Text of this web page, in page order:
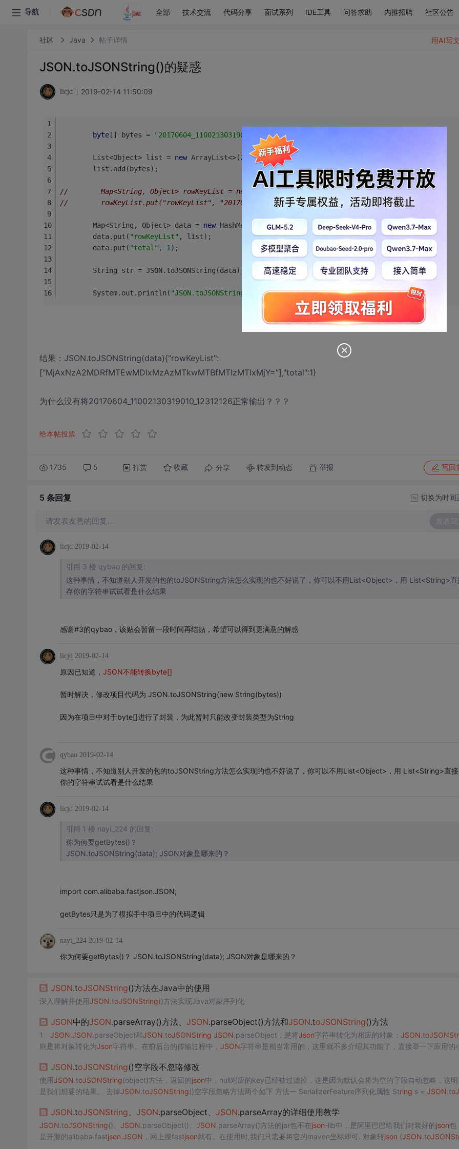
导航 全部 技术交流 代码分享 面试系列 IDE工具 问答求助 内推招聘 社区公告
社区 Java 帖子详情
JSON.toJSONString()的疑惑
licjd 2019-02-14 11:50:09
byte[] bytes = "20170604_11002130319010_12312126"
        List<Object> list =
new ArrayList<>(2
);
        list.add(bytes);
//        Map<String, Object> rowKeyList = new HashMap<>(2);
//        rowKeyList.put("rowKeyList", "20170604_11002130319010_12312126");
        Map<String, Object> data =
new HashMap<>(
);
        data.put(
"rowKeyList" , list);
        data.put(
"total" , 1 );
        String str = JSON.toJSONString(data);
        System.out.println(
"JSON.toJSONString(data)" + str);
结果：JSON.toJSONString(data){"rowKeyList":
["MjAxNzA2MDRfMTEwMDIxMzAzMTkwMTBfMTIzMTIxMjY="],"total":1}
为什么没有将20170604_11002130319010_12312126正常输出？？？
给本帖投票
1735 5 打赏 收藏 分享 转发到动态 举报 写回
用AI写
5 条回复 切换为时间
请发表友善的回复… 发表回
licjd 2019-02-14
引用 3 楼 qybao 的回复:
这种事情，不知道别人开发的包的toJSONString方法怎么实现的也不好说了，你可以不用List<Object>，用 List<String>直
存你的字符串试试看是什么结果
感谢#3的qybao，该贴会暂留一段时间再结贴，希望可以得到更满意的解惑
licjd 2019-02-14
原因已知道， JSON不能转换byte[]
暂时解决，修改项目代码为 JSON.toJSONString(new String(bytes))
因为在项目中对于byte[]进行了封装，为此暂时只能改变封装类型为String
qybao 2019-02-14
这种事情，不知道别人开发的包的toJSONString方法怎么实现的也不好说了，你可以不用List<Object>，用 List<String>直
你的字符串试试看是什么结果
licjd 2019-02-14
引用 1 楼 nayi_224 的回复:
你为何要getBytes()？
JSON.toJSONString(data); JSON对象是哪来的？
import com.alibaba.fastjson.JSON;
getBytes只是为了模拟手中项目中的代码逻辑
nayi_224 2019-02-14
你为何要getBytes()？ JSON.toJSONString(data); JSON对象是哪来的？
JSON.toJSONString()方法在Java中的使用
深入理解并使用JSON .toJSONString()方法实现Java对象序列化
JSON中的JSON.parseArray()方法、 JSON.parseObject()方法和JSON.toJSONString()方法
1、 JSON JSON .parseObject和JSON .toJSONString JSON .parseObject，是将Json字符串转化为相应的对象； JSON .toJSONSt
则是将对象转化为Json字符串。在前后台的传输过程中， JSON字符串是相当常用的，这里就不多介绍其功能了，直接举一下应用的
JSON.toJSONString()空字段不忽略修改
使用JSON .toJSONString(object)方法，返回的json中，null对应的key已经被过滤掉，这是因为默认会将为空的字段自动忽略，这
是我们想要的结果。 去掉JSON .toJSONString ()空字段忽略方法两个如下 方法一 SerializerFeature序列化属性 String s = JSON .toJ
JSON.toJSONString JSON.parseObject、 JSON.parseArray的详细使用教学
JSON .toJSONString()、 JSON .parseObject()、 JSON .parseArray()方法的jar包不在json-lib中，是阿里巴巴给我们封装好的json包
是开源的alibaba.fastjson JSON ，网上搜fastjson 就有。在使用时,我们只需要将它的maven坐标即可. 对象转json (JSON .toJSONSt